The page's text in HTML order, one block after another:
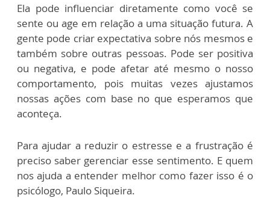
Ela pode influenciar diretamente como você se
sente ou age em relação a uma situação futura. A
gente pode criar expectativa sobre nós mesmos e
também sobre outras pessoas. Pode ser positiva
ou negativa, e pode afetar até mesmo o nosso
comportamento, pois muitas vezes ajustamos
nossas ações com base no que esperamos que
aconteça.
Para ajudar a reduzir o estresse e a frustração é
preciso saber gerenciar esse sentimento. E quem
nos ajuda a entender melhor como fazer isso é o
psicólogo, Paulo Siqueira.